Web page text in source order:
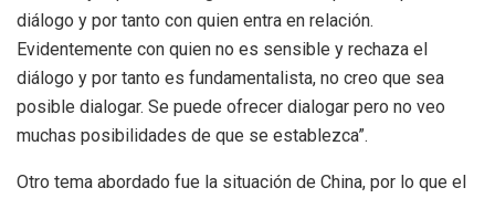
diálogo y por tanto con quien entra en relación.
Evidentemente con quien no es sensible y rechaza el
diálogo y por tanto es fundamentalista, no creo que sea
posible dialogar. Se puede ofrecer dialogar pero no veo
muchas posibilidades de que se establezca”.
Otro tema abordado fue la situación de China, por lo que el